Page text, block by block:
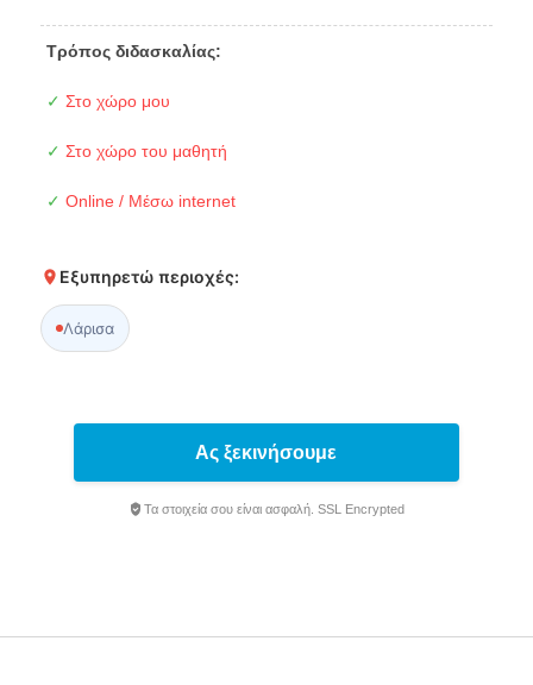
Τρόπος διδασκαλίας:
✓ Στο χώρο μου
✓ Στο χώρο του μαθητή
✓ Online / Μέσω internet
Εξυπηρετώ περιοχές:
Λάρισα
Ας ξεκινήσουμε
Τα στοιχεία σου είναι ασφαλή. SSL Encrypted